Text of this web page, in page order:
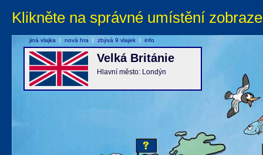
Klikněte na správné umístění
Velká Británie
Hlavní město: Londýn
jiná vlajka | nová hra | zbývá 9 vlajek | info